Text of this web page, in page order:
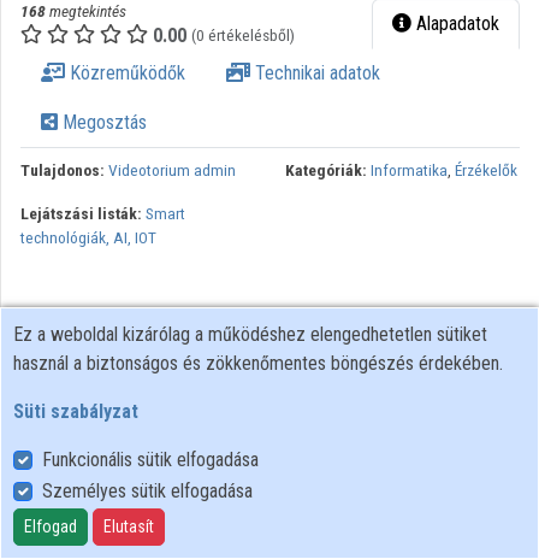
Intézmények
168megtekintés
0.00 (0 értékelésből) Alapadatok
Közreműködők Technikai adatok
Megosztás
Tulajdonos: Videotorium admin Kategóriák: Informatika, Érzékelők
Lejátszási listák: Smart
technológiák, AI, IOT
Felhasználói szabályzat
Adatkezelési tájékoztató
Süti szabályzat
Ez a weboldal kizárólag a működéshez elengedhetetlen sütiket
használ a biztonságos és zökkenőmentes böngészés érdekében.
Süti szabályzat
Funkcionális sütik elfogadása
Személyes sütik elfogadása
Elfogad Elutasít